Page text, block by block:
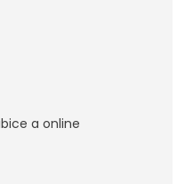
a online